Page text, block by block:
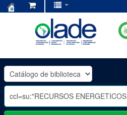
OLADE
-